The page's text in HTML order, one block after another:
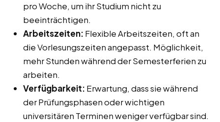
pro Woche, um ihr Studium nicht zu
beeinträchtigen.
Arbeitszeiten: Flexible Arbeitszeiten, oft an
die Vorlesungszeiten angepasst. Möglichkeit,
mehr Stunden während der Semesterferien zu
arbeiten.
Verfügbarkeit: Erwartung, dass sie während
der Prüfungsphasen oder wichtigen
universitären Terminen weniger verfügbar sind.